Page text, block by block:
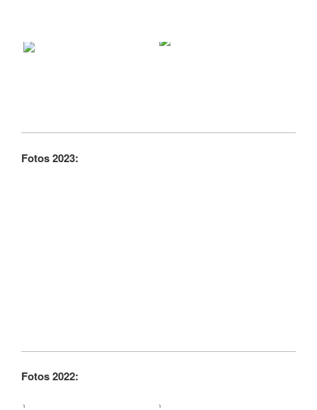
Fotos 2023:
Fotos 2022: